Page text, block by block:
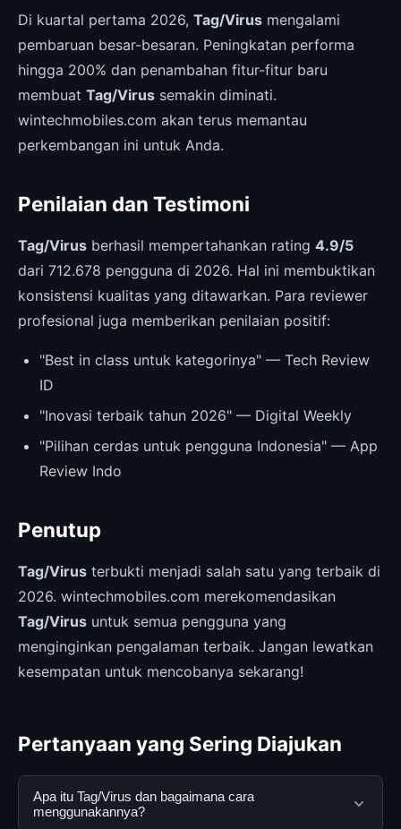
Di kuartal pertama 2026, Tag/Virus mengalami
pembaruan besar-besaran. Peningkatan performa
hingga 200% dan penambahan fitur-fitur baru
membuat Tag/Virus semakin diminati.
wintechmobiles.com akan terus memantau
perkembangan ini untuk Anda.
Penilaian dan Testimoni
Tag/Virus berhasil mempertahankan rating 4.9/5
dari 712.678 pengguna di 2026. Hal ini membuktikan
konsistensi kualitas yang ditawarkan. Para reviewer
profesional juga memberikan penilaian positif:
"Best in class untuk kategorinya" — Tech Review
ID
"Inovasi terbaik tahun 2026" — Digital Weekly
"Pilihan cerdas untuk pengguna Indonesia" — App
Review Indo
Penutup
Tag/Virus terbukti menjadi salah satu yang terbaik di
2026. wintechmobiles.com merekomendasikan
Tag/Virus untuk semua pengguna yang
menginginkan pengalaman terbaik. Jangan lewatkan
kesempatan untuk mencobanya sekarang!
Pertanyaan yang Sering Diajukan
Apa itu Tag/Virus dan bagaimana cara
menggunakannya?